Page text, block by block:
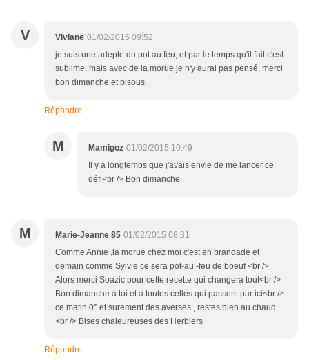
V Viviane 01/02/2015 09:52
je suis une adepte du pot au feu, et par le temps qu'il fait c'est
sublime, mais avec de la morue je n'y aurai pas pensé, merci
bon dimanche et bisous.
Répondre
M Mamigoz 01/02/2015 10:49
Il y a longtemps que j'avais envie de me lancer ce
défi<br /> Bon dimanche
M Marie-Jeanne 85 01/02/2015 08:31
Comme Annie ,la morue chez moi c'est en brandade et
demain comme Sylvie ce sera pot-au -feu de boeuf <br />
Alors merci Soazic pour cette recette qui changera tout<br />
Bon dimanche à toi et à toutes celles qui passent par ici<br />
ce matin 0° et surement des averses , restes bien au chaud
<br /> Bises chaleureuses des Herbiers
Répondre